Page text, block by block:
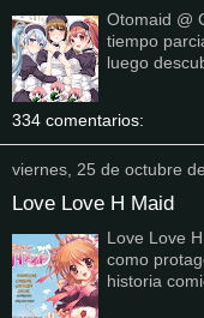
Otomaid @
tiempo
luego
334 comentarios:
viernes, 25 de octubre
Love Love H Maid
Love Love
como
historia